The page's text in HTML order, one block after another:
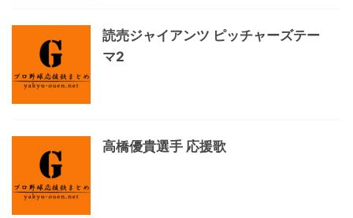
読売ジャイアンツ ピッチャーズテー
マ2
高橋優貴選手 応援歌